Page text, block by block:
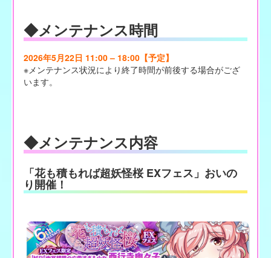
◆メンテナンス時間
2026年5月22日 11:00 – 18:00【予定】
※メンテナンス状況により終了時間が前後する場合がござ
います。
◆メンテナンス内容
「花も積もれば超妖怪桜 EXフェス」おいの
り開催！